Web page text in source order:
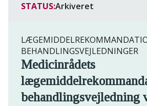
STATUS:Arkiveret
BEHANDLINGSVEJLEDNINGER
Medicinrådets
behandlingsvejledning